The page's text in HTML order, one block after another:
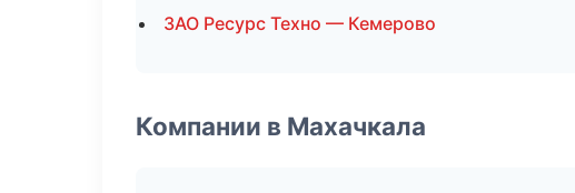
ЗАО Ресурс Техно — Кемерово
Компании в Махачкала